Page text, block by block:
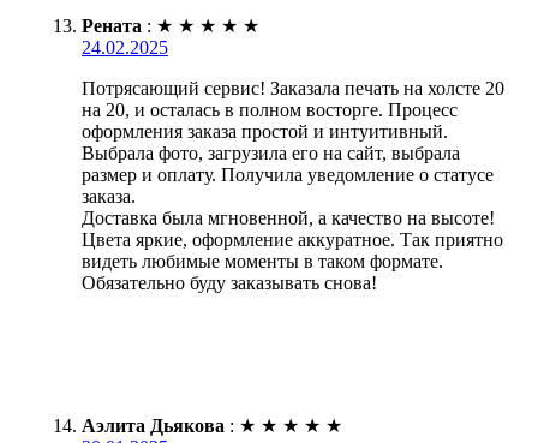
Рената : ★ ★ ★ ★ ★
24.02.2025
Потрясающий сервис! Заказала печать на холсте 20
на 20, и осталась в полном восторге. Процесс
оформления заказа простой и интуитивный.
Выбрала фото, загрузила его на сайт, выбрала
размер и оплату. Получила уведомление о статусе
заказа.
Доставка была мгновенной, а качество на высоте!
Цвета яркие, оформление аккуратное. Так приятно
видеть любимые моменты в таком формате.
Обязательно буду заказывать снова!
Аэлита Дьякова : ★ ★ ★ ★ ★